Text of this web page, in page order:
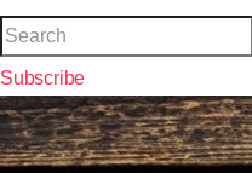
Subscribe